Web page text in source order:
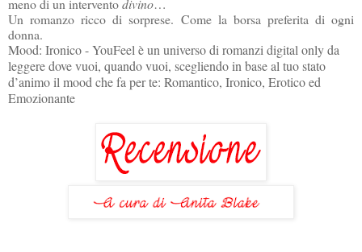
Un romanzo ricco di sorprese. Come la borsa preferita di ogni
donna.
Mood: Ironico - YouFeel è un universo di romanzi digital only da
leggere dove vuoi, quando vuoi, scegliendo in base al tuo stato
d’animo il mood che fa per te: Romantico, Ironico, Erotico ed
Emozionante